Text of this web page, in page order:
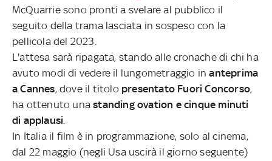
McQuarrie sono pronti a svelare al pubblico il
seguito della trama lasciata in sospeso con la
pellicola del 2023.
L'attesa sarà ripagata, stando alle cronache di chi ha
avuto modi di vedere il lungometraggio inanteprima
a Cannes, dove il titolo presentato Fuori Concorso,
ha ottenuto una standing ovation e cinque minuti
di applausi.
In Italia il film è in programmazione, solo al cinema,
dal 22 maggio (negli Usa uscirà il giorno seguente)